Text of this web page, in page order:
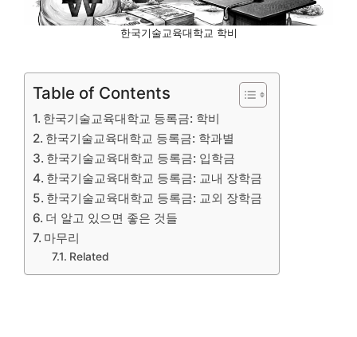
한국기술교육대학교 학비
Table of Contents
한국기술교육대학교 등록금: 학비
한국기술교육대학교 등록금: 학과별
한국기술교육대학교 등록금: 입학금
한국기술교육대학교 등록금: 교내 장학금
한국기술교육대학교 등록금: 교외 장학금
더 알고 있으면 좋은 것들
마무리
Related